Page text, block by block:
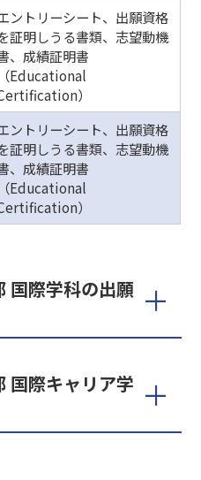
ントリーシート、出願資格
証明しうる書類、志望動機
、成績証明書
（Educational
）
ントリーシート、出願資格
証明しうる書類、志望動機
、成績証明書
（Educational
）
国際学科の出願
国際キャリア学